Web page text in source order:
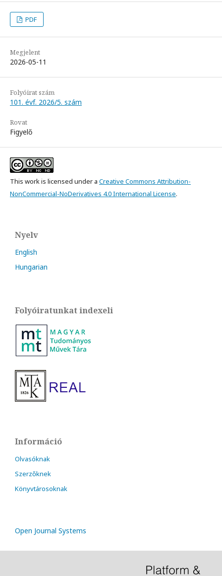
PDF
Megjelent
2026-05-11
Folyóirat szám
101. évf. 2026/5. szám
Rovat
Figyelő
This work is licensed under a Creative Commons Attribution-
NonCommercial-NoDerivatives 4.0 International License.
Nyelv
English
Hungarian
Folyóiratunkat indexeli
Információ
Olvasóknak
Szerzőknek
Könyvtárosoknak
Open Journal Systems